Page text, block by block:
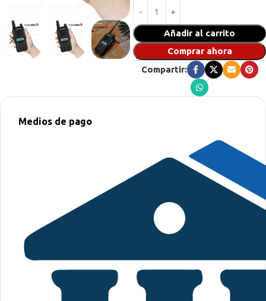
Añadir al carrito
Comprar ahora
Compartir:
Medios de pago